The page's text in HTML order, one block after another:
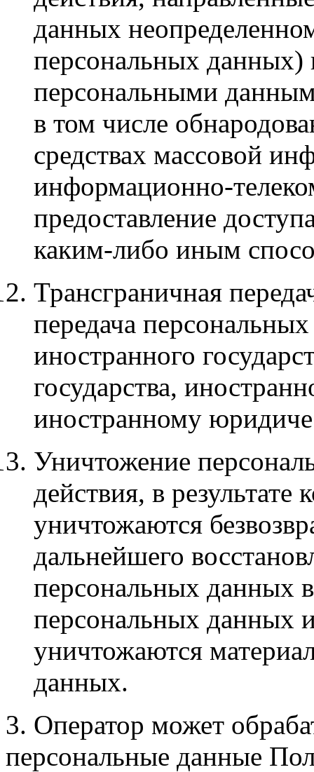
данных
персональных данных)
персональными
в том числе
средствах массовой
информационно-
предоставление
каким-либо иным
Трансграничная
передача
иностранного
государства,
иностранному
Уничтожение
действия, в
уничтожаются
дальнейшего
персональных данных
персональных данных
уничтожаются
данных.
3. Оператор может
персональные данные